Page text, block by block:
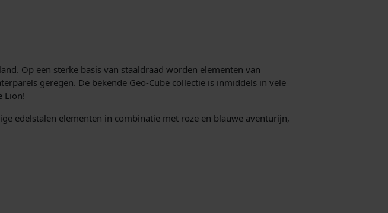
Op een sterke basis van staaldraad worden elementen van
geregen. De bekende Geo-Cube collectie is inmiddels in vele
Lion!
edelstalen elementen in combinatie met roze en blauwe aventurijn,